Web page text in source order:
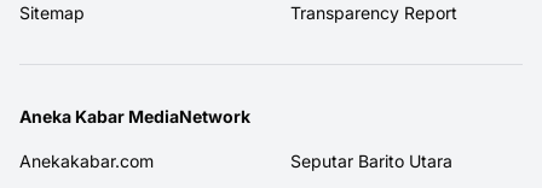
Sitemap Transparency Report
Aneka Kabar MediaNetwork
Anekakabar.com Seputar Barito Utara